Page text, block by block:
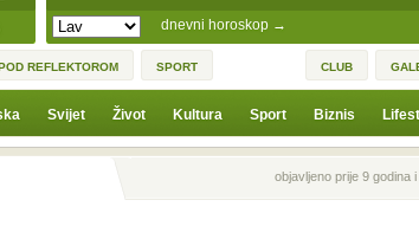
dnevni horoskop →
REFLEKTOROM SPORT CLUB
Svijet Život Kultura Sport Biznis
Prethodna vijestobjavljeno prije 9 godina